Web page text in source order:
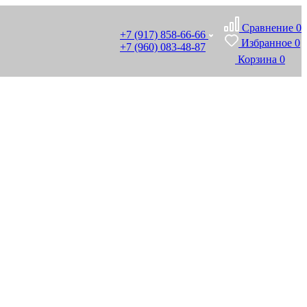
+7 (917) 858-66-66
+7 (960) 083-48-87
Сравнение 0
Избранное 0
Корзина 0